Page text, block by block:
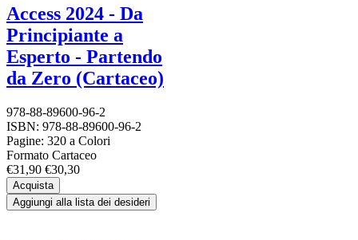
Access 2024 - Da
Principiante a
Esperto - Partendo
da Zero (Cartaceo)
978-88-89600-96-2
ISBN: 978-88-89600-96-2
Pagine: 320 a Colori
Formato Cartaceo
€31,90 €30,30
Acquista
Aggiungi alla lista dei desideri